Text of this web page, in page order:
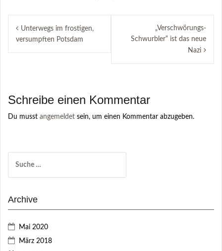
Beitrags-
Navigation
Unterwegs im frostigen,
versumpften Potsdam
„Verschwörungs-
Schwurbler“ ist das neue
Nazi
Schreibe einen Kommentar
Du musst angemeldet sein, um einen Kommentar abzugeben.
nach:
Archive
Mai 2020
März 2018